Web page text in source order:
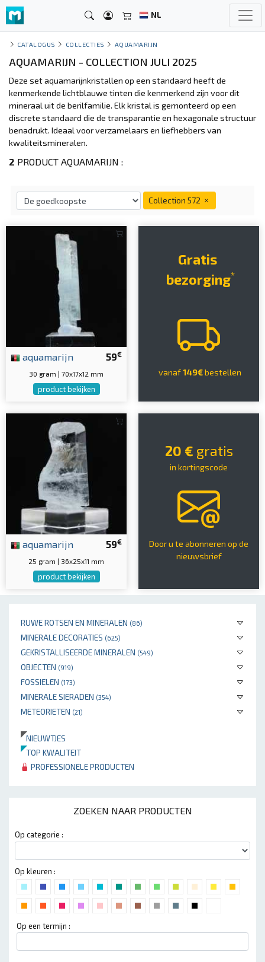
NL
RUWE ROTSEN EN MINERALEN (86)
MINERALE DECORATIES (625)
GEKRISTALLISEERDE MINERALEN (549)
OBJECTEN (919)
FOSSIELEN (173)
MINERALE SIERADEN (354)
METEORIETEN (21)
NIEUWTJES
TOP KWALITEIT
PROFESSIONELE PRODUCTEN
ZOEKEN NAAR PRODUCTEN
Op categorie :
Op kleuren :
Op een termijn :
CATALOGUS COLLECTIES AQUAMARIJN
AQUAMARIJN - COLLECTION JULI 2025
Deze set aquamarijnkristallen op een standaard heeft de
kenmerkende lichtblauwe tinten die kenmerkend zijn voor dit
mineraal uit de berilfamilie. Elk kristal is gemonteerd op een
discrete standaard die de transparantie en hexagonale structuur
benadrukt. Ideaal voor verzamelaars en liefhebbers van
kwaliteitsmineralen.
2 PRODUCT AQUAMARIJN :
Collection 572
59€
aquamarijn
30 gram | 70x17x12 mm
product bekijken
Gratis
bezorging*
vanaf149€bestellen
59€
aquamarijn
25 gram | 36x25x11 mm
product bekijken
20 € gratis
in kortingscode
Door u te abonneren op de
nieuwsbrief